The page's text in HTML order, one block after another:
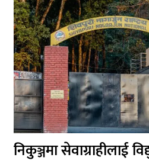
निकुञ्जमा सेवाग्राहीलाई